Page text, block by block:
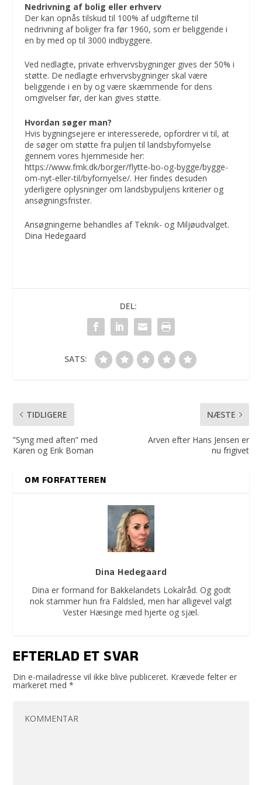
Nedrivning af bolig eller erhverv
Der kan opnås tilskud til 100% af udgifterne til
nedrivning af boliger fra før 1960, som er beliggende i
en by med op til 3000 indbyggere.
Ved nedlagte, private erhvervsbygninger gives der 50% i
støtte. De nedlagte erhvervsbygninger skal være
beliggende i en by og være skæmmende for dens
omgivelser før, der kan gives støtte.
Hvordan søger man?
Hvis bygningsejere er interesserede, opfordrer vi til, at
de søger om støtte fra puljen til landsbyfornyelse
gennem vores hjemmeside her:
https://www.fmk.dk/borger/flytte-bo-og-bygge/bygge-
om-nyt-eller-til/byfornyelse/. Her findes desuden
yderligere oplysninger om landsbypuljens kriterier og
ansøgningsfrister.
Ansøgningerne behandles af Teknik- og Miljøudvalget.
Dina Hedegaard
DEL:
SATS:
TIDLIGERE
”Syng med aften” med
Karen og Erik Boman
NÆSTE
Arven efter Hans Jensen er
nu frigivet
OM FORFATTEREN
Dina Hedegaard
Dina er formand for Bakkelandets Lokalråd. Og godt
nok stammer hun fra Faldsled, men har alligevel valgt
Vester Hæsinge med hjerte og sjæl.
EFTERLAD ET SVAR
Din e-mailadresse vil ikke blive publiceret. Krævede felter er
markeret med*